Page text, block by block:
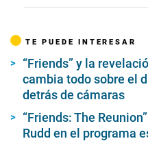
TE PUEDE INTERESAR
“Friends” y la
cambia todo sobre el
detrás de cámaras
“Friends: The
Rudd en el programa